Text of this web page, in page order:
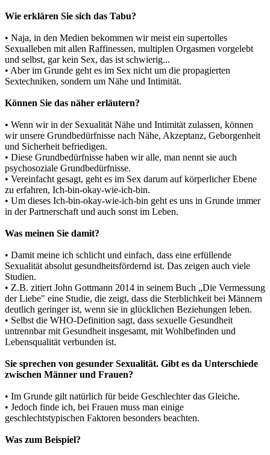
Wie erklären Sie sich das Tabu?
• Naja, in den Medien bekommen wir meist ein supertolles
Sexualleben mit allen Raffinessen, multiplen Orgasmen vorgelebt
und selbst, gar kein Sex, das ist schwierig...
• Aber im Grunde geht es im Sex nicht um die propagierten
Sextechniken, sondern um Nähe und Intimität.
Können Sie das näher erläutern?
• Wenn wir in der Sexualität Nähe und Intimität zulassen, können
wir unsere Grundbedürfnisse nach Nähe, Akzeptanz, Geborgenheit
und Sicherheit befriedigen.
• Diese Grundbedürfnisse haben wir alle, man nennt sie auch
psychosoziale Grundbedürfnisse.
• Vereinfacht gesagt, geht es im Sex darum auf körperlicher Ebene
zu erfahren, Ich-bin-okay-wie-ich-bin.
• Um dieses Ich-bin-okay-wie-ich-bin geht es uns in Grunde immer
in der Partnerschaft und auch sonst im Leben.
Was meinen Sie damit?
• Damit meine ich schlicht und einfach, dass eine erfüllende
Sexualität absolut gesundheitsfördernd ist. Das zeigen auch viele
Studien.
• Z.B. zitiert John Gottmann 2014 in seinem Buch „Die Vermessung
der Liebe" eine Studie, die zeigt, dass die Sterblichkeit bei Männern
deutlich geringer ist, wenn sie in glücklichen Beziehungen leben.
• Selbst die WHO-Definition sagt, dass sexuelle Gesundheit
untrennbar mit Gesundheit insgesamt, mit Wohlbefinden und
Lebensqualität verbunden ist.
Sie sprechen von gesunder Sexualität. Gibt es da Unterschiede
zwischen Männer und Frauen?
• Im Grunde gilt natürlich für beide Geschlechter das Gleiche.
• Jedoch finde ich, bei Frauen muss man einige
geschlechtstypischen Faktoren besonders beachten.
Was zum Beispiel?